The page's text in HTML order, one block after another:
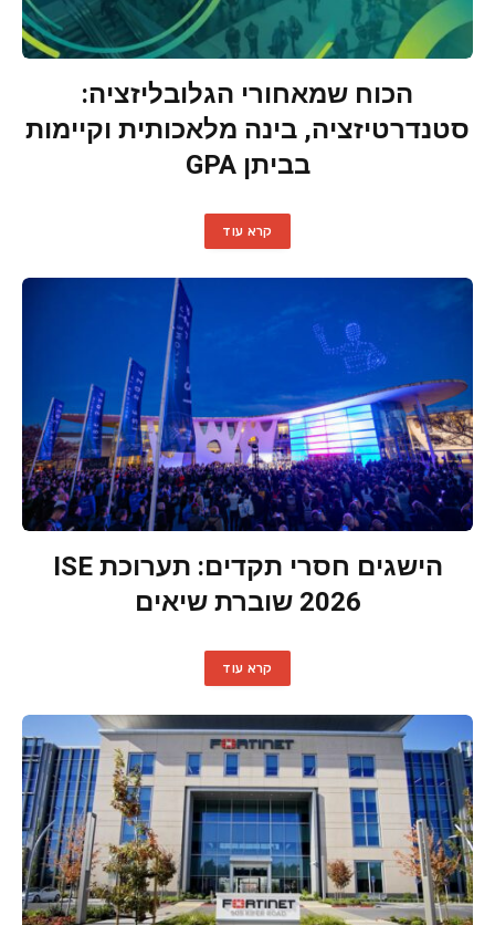
הכוח שמאחורי הגלובליזציה:
סטנדרטיזציה, בינה מלאכותית וקיימות
בביתן GPA
קרא עוד
הישגים חסרי תקדים: תערוכת ISE
2026 שוברת שיאים
קרא עוד